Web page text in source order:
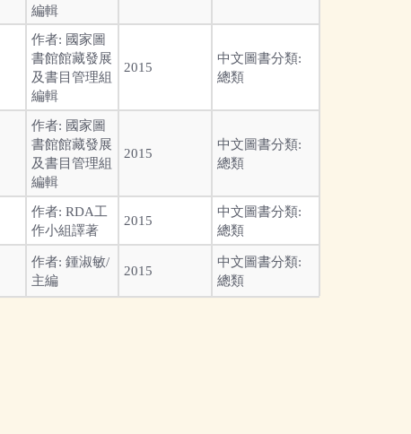
編輯
作者: 國家圖
書館館藏發展
及書目管理組
編輯
2015
中文圖書分類:
總類
作者: 國家圖
書館館藏發展
及書目管理組
編輯
2015
中文圖書分類:
總類
作者: RDA工
作小組譯著
2015
中文圖書分類:
總類
作者: 鍾淑敏/
主編
2015
中文圖書分類:
總類